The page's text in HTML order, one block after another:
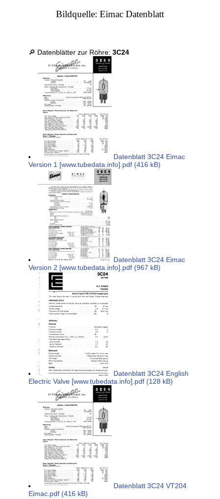
Bildquelle: Eimac Datenblatt
🔎 Datenblätter zur Röhre:3C24
Datenblatt 3C24 Eimac
Version 1 [www.tubedata.info].pdf (416 kB)
Datenblatt 3C24 Eimac
Version 2 [www.tubedata.info].pdf (967 kB)
Datenblatt 3C24 English
Electric Valve [www.tubedata.info].pdf (128 kB)
Datenblatt 3C24 VT204
Eimac.pdf (416 kB)